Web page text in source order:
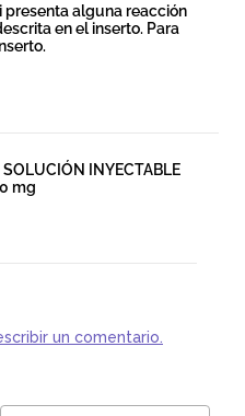
alguna reacción
en el inserto. Para
INYECTABLE
mg
un comentario.